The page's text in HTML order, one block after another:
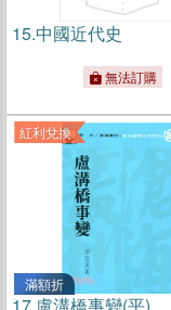
15.中國近代史
無法訂購
紅利兌換
滿額折